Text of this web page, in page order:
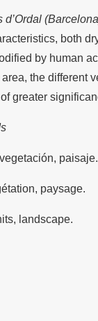
d’Ordal
both
by human
the different
greater
paisaje.
paysage.
landscape.